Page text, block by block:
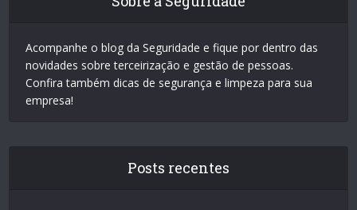
Acompanhe o blog da Seguridade e fique por dentro das
novidades sobre terceirização e gestão de pessoas.
Confira também dicas de segurança e limpeza para sua
empresa!
Posts recentes